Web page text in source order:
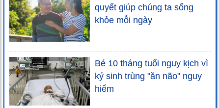
quyết giúp chúng ta sống
khỏe mỗi ngày
Bé 10 tháng tuổi nguy kịch vì
ký sinh trùng "ăn não" nguy
hiểm